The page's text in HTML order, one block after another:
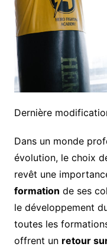
Dernière
Dans un monde
évolution, le choix
revêt une
formation de ses
le développement
toutes les
offrent un retour